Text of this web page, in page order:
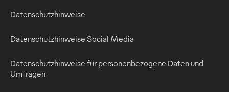
Datenschutzhinweise
Datenschutzhinweise Social Media
Datenschutzhinweise für personenbezogene Daten und
Umfragen